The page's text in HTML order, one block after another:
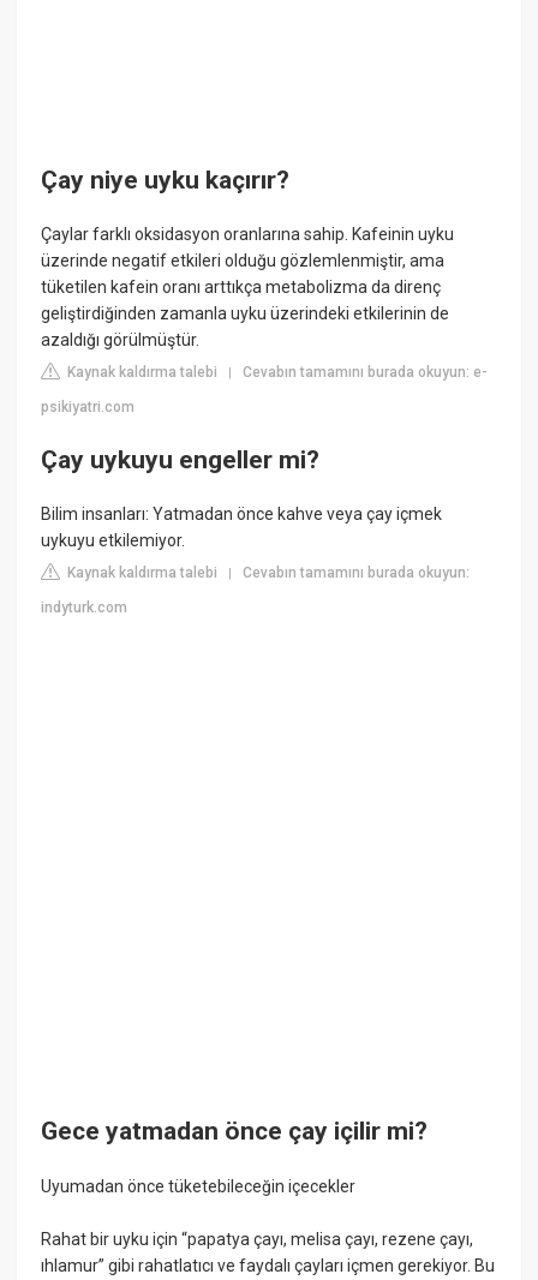
Çay niye uyku kaçırır?
Çaylar farklı oksidasyon oranlarına sahip. Kafeinin uyku
üzerinde negatif etkileri olduğu gözlemlenmiştir, ama
tüketilen kafein oranı arttıkça metabolizma da direnç
geliştirdiğinden zamanla uyku üzerindeki etkilerinin de
azaldığı görülmüştür.
Kaynak kaldırma talebi |Cevabın tamamını burada okuyun: e-
psikiyatri.com
Çay uykuyu engeller mi?
Bilim insanları: Yatmadan önce kahve veya çay içmek
uykuyu etkilemiyor.
Kaynak kaldırma talebi |Cevabın tamamını burada okuyun:
indyturk.com
Gece yatmadan önce çay içilir mi?
Uyumadan önce tüketebileceğin içecekler
Rahat bir uyku için “papatya çayı, melisa çayı, rezene çayı,
ıhlamur” gibi rahatlatıcı ve faydalı çayları içmen gerekiyor. Bu